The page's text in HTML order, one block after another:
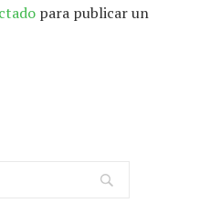
para publicar un